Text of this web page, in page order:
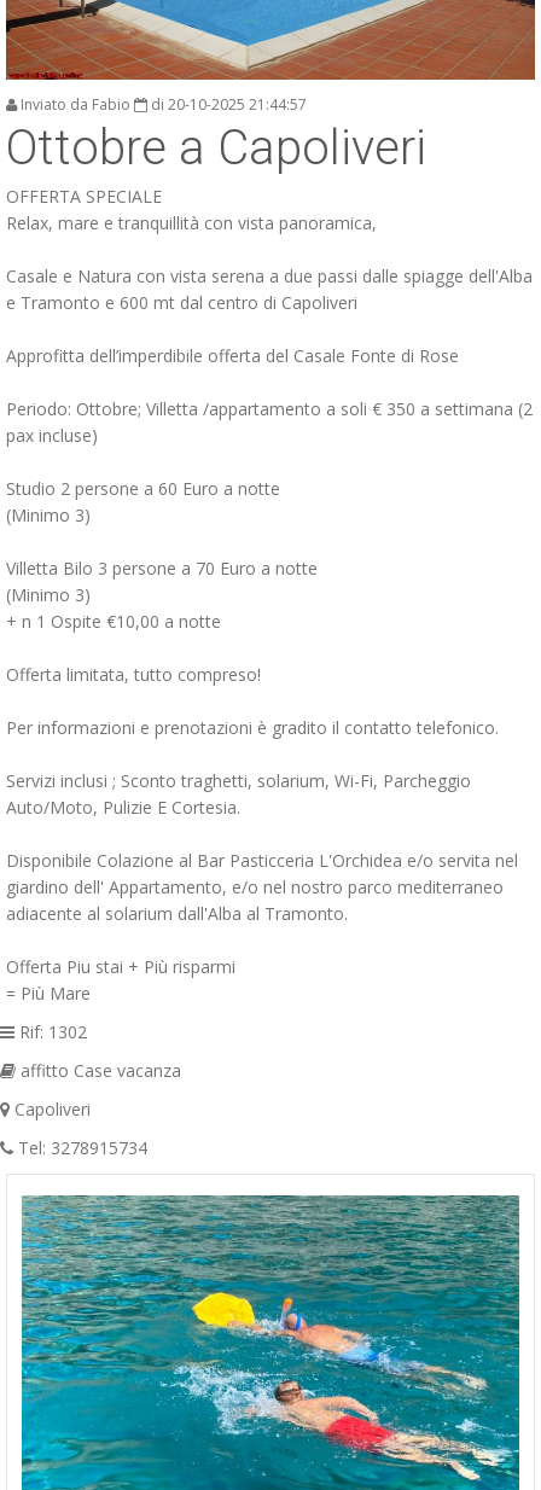
Inviato da Fabio di 20-10-2025 21:44:57
Ottobre a Capoliveri
OFFERTA SPECIALE
Relax, mare e tranquillità con vista panoramica,
Casale e Natura con vista serena a due passi dalle spiagge dell'Alba
e Tramonto e 600 mt dal centro di Capoliveri
Approfitta dell’imperdibile offerta del Casale Fonte di Rose
Periodo: Ottobre; Villetta /appartamento a soli € 350 a settimana (2
pax incluse)
Studio 2 persone a 60 Euro a notte
(Minimo 3)
Villetta Bilo 3 persone a 70 Euro a notte
(Minimo 3)
+ n 1 Ospite €10,00 a notte
Offerta limitata, tutto compreso!
Per informazioni e prenotazioni è gradito il contatto telefonico.
Servizi inclusi ; Sconto traghetti, solarium, Wi-Fi, Parcheggio
Auto/Moto, Pulizie E Cortesia.
Disponibile Colazione al Bar Pasticceria L'Orchidea e/o servita nel
giardino dell' Appartamento, e/o nel nostro parco mediterraneo
adiacente al solarium dall'Alba al Tramonto.
Offerta Piu stai + Più risparmi
= Più Mare
Rif: 1302
affitto Case vacanza
Capoliveri
Tel: 3278915734